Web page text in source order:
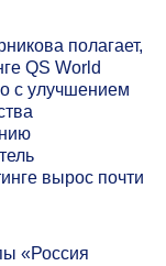
полагает,
QS World
с улучшением
вырос почти
«Россия